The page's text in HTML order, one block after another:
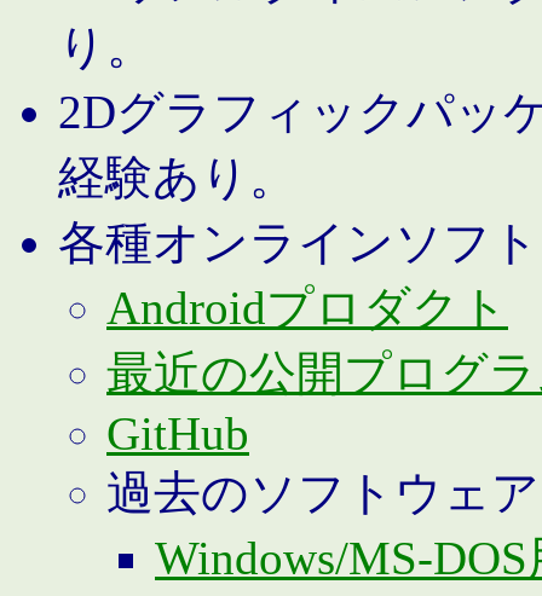
り。
2Dグラフィックパッ
経験あり。
各種オンラインソフ
Androidプロダクト
最近の公開プログ
GitHub
過去のソフトウェア
Windows/MS-DOS